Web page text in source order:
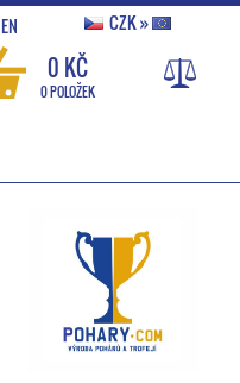
EN CZK»
0 KČ
0 POLOŽEK